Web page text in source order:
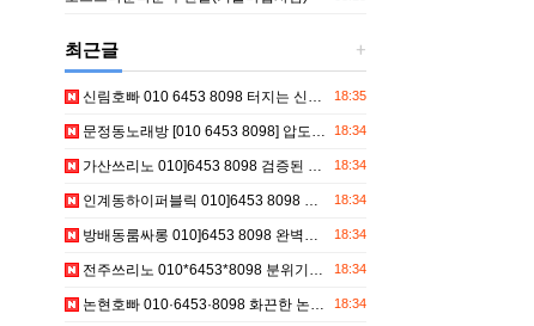
최근글
등록일
18:35
신림호빠 010 6453 8098 터지는 신림여성전용노래방 신림아빠방 상담문의
등록일
18:34
문정동노래방 [010 6453 8098] 압도적 문정동노래클럽 거여동가요장
등록일
18:34
가산쓰리노 010]6453 8098 검증된 가산3NO 구로동하드코어
등록일
18:34
인계동하이퍼블릭 010]6453 8098 올나잇 인계동텐프로 인계동하퍼 예약문의
등록일
18:34
방배동룸싸롱 010]6453 8098 완벽한 방배동룸싸롱 방배동룸싸롱
등록일
18:34
전주쓰리노 010*6453*8098 분위기갑 객리단길3NO 경원동하이쩜오 아중동쩜오 초이스안내
등록일
18:34
논현호빠 010·6453·8098 화끈한 논현중빠 논현여성전용클럽 주대할인